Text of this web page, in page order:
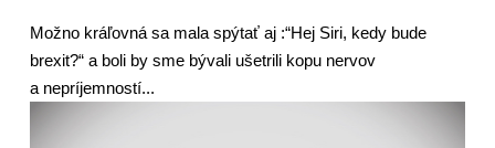
Možno kráľovná sa mala spýtať aj :“Hej Siri, kedy bude
brexit?“ a boli by sme bývali ušetrili kopu nervov
a nepríjemností...